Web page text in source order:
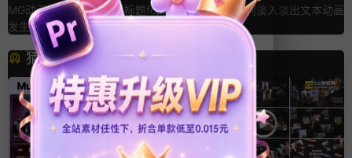
MG动画液体水流短视频标题fcpx
发生器插件
真毛刺淡入淡出文本动画
猜你喜欢